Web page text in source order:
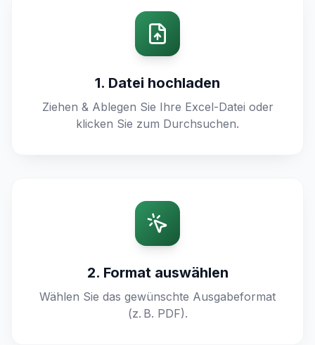
1. Datei hochladen
Ziehen & Ablegen Sie Ihre Excel-Datei oder
klicken Sie zum Durchsuchen.
2. Format auswählen
Wählen Sie das gewünschte Ausgabeformat
(z. B. PDF).